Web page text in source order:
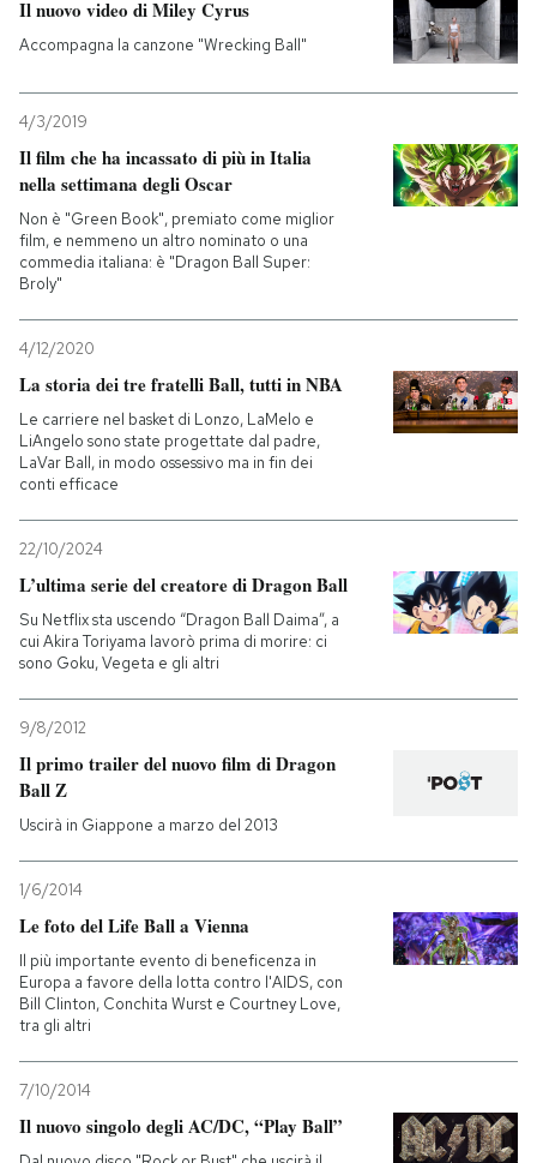
Il nuovo video di Miley Cyrus
Accompagna la canzone "Wrecking Ball"
4/3/2019
Il film che ha incassato di più in Italia
nella settimana degli Oscar
Non è "Green Book", premiato come miglior
film, e nemmeno un altro nominato o una
commedia italiana: è "Dragon Ball Super:
Broly"
4/12/2020
La storia dei tre fratelli Ball, tutti in NBA
Le carriere nel basket di Lonzo, LaMelo e
LiAngelo sono state progettate dal padre,
LaVar Ball, in modo ossessivo ma in fin dei
conti efficace
22/10/2024
L’ultima serie del creatore di Dragon Ball
Su Netflix sta uscendo “Dragon Ball Daima”, a
cui Akira Toriyama lavorò prima di morire: ci
sono Goku, Vegeta e gli altri
9/8/2012
Il primo trailer del nuovo film di Dragon
Ball Z
Uscirà in Giappone a marzo del 2013
1/6/2014
Le foto del Life Ball a Vienna
Il più importante evento di beneficenza in
Europa a favore della lotta contro l'AIDS, con
Bill Clinton, Conchita Wurst e Courtney Love,
tra gli altri
7/10/2014
Il nuovo singolo degli AC/DC, “Play Ball”